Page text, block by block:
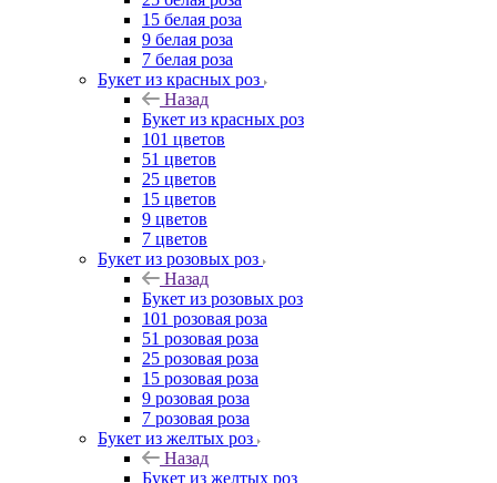
15 белая роза
9 белая роза
7 белая роза
Букет из красных роз
Назад
Букет из красных роз
101 цветов
51 цветов
25 цветов
15 цветов
9 цветов
7 цветов
Букет из розовых роз
Назад
Букет из розовых роз
101 розовая роза
51 розовая роза
25 розовая роза
15 розовая роза
9 розовая роза
7 розовая роза
Букет из желтых роз
Назад
Букет из желтых роз